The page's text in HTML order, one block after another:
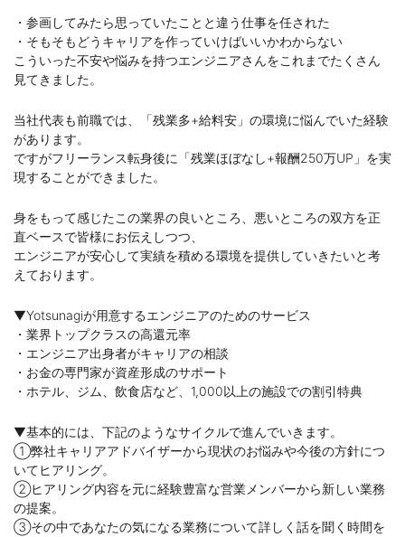
・参画してみたら思っていたことと違う仕事を任された
・そもそもどうキャリアを作っていけばいいかわからない
こういった不安や悩みを持つエンジニアさんをこれまでたくさん
見てきました。
当社代表も前職では、「残業多+給料安」の環境に悩んでいた経験
があります。
ですがフリーランス転身後に「残業ほぼなし+報酬250万UP」を実
現することができました。
身をもって感じたこの業界の良いところ、悪いところの双方を正
直ベースで皆様にお伝えしつつ、
エンジニアが安心して実績を積める環境を提供していきたいと考
えております。
▼Yotsunagiが用意するエンジニアのためのサービス
・業界トップクラスの高還元率
・エンジニア出身者がキャリアの相談
・お金の専門家が資産形成のサポート
・ホテル、ジム、飲食店など、1,000以上の施設での割引特典
▼基本的には、下記のようなサイクルで進んでいきます。
①弊社キャリアアドバイザーから現状のお悩みや今後の方針につ
いてヒアリング。
②ヒアリング内容を元に経験豊富な営業メンバーから新しい業務
の提案。
③その中であなたの気になる業務について詳しく話を聞く時間を